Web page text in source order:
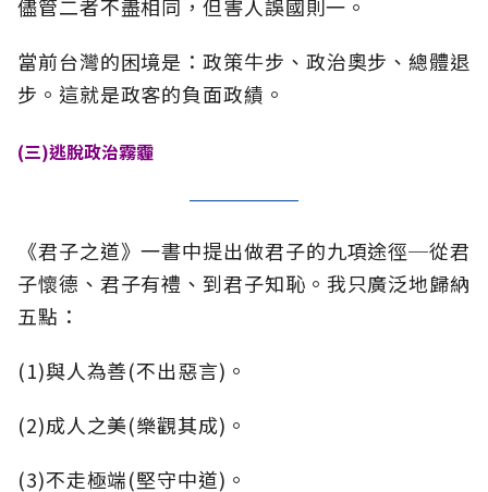
儘管二者不盡相同，但害人誤國則一。
當前台灣的困境是：政策牛步、政治奧步、總體退
步。這就是政客的負面政績。
(三)逃脫政治霧霾
《君子之道》一書中提出做君子的九項途徑─從君
子懷德、君子有禮、到君子知恥。我只廣泛地歸納
五點：
(1)與人為善(不出惡言)。
(2)成人之美(樂觀其成)。
(3)不走極端(堅守中道)。